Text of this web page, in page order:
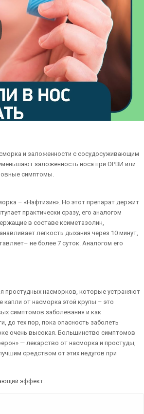
и заложенности с сосудосуживающим
заложенность носа при ОРВИ или
симптомы.
– «Нафтизин». Но этот препарат держит
практически сразу, его аналогом
в составе ксиметазолин,
легкость дыхания через 10 минут,
не более 7 суток. Аналогом его
простудных насморков, которые устраняют
от насморка этой крупы – это
симптомов заболевания и как
до тех пор, пока опасность заболеть
очень высокая. Большинство симптомов
— лекарство от насморка и простуды,
средством от этих недугов при
эффект.